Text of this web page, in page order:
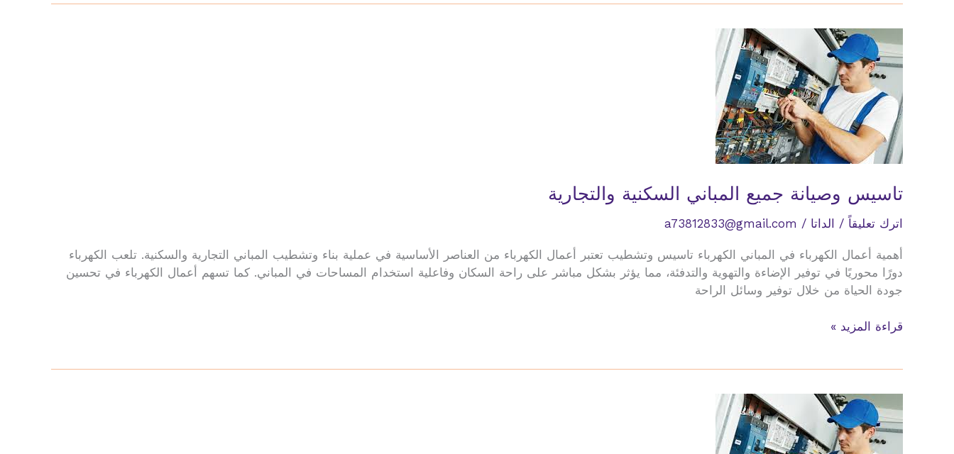
تاسيس وصيانة جميع المباني السكنية والتجارية
اترك تعليقاً / الداتا /
a73812833@gmail.com
أهمية أعمال الكهرباء في المباني الكهرباء تاسيس وتشطيب تعتبر أعمال الكهرباء من العناصر الأساسية في عملية بناء وتشطيب المباني التجارية والسكنية. تلعب الكهرباء
دورًا محوريًا في توفير الإضاءة والتهوية والتدفئة، مما يؤثر بشكل مباشر على راحة السكان وفاعلية استخدام المساحات في المباني. كما تسهم أعمال الكهرباء في تحسين
جودة الحياة من خلال توفير وسائل الراحة
تاسيس
السكنية
والتجارية
قراءة المزيد »